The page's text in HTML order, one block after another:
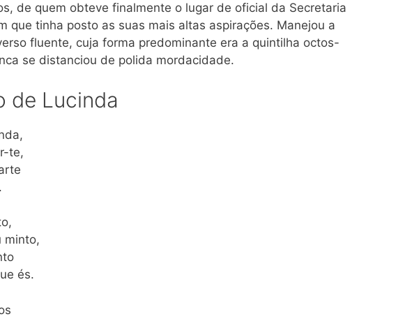
de quem obteve finalmente o lugar de oficial da Secretaria
que tinha posto as suas mais altas aspirações. Manejou a
fluente, cuja forma predominante era a quintilha octos-
se distanciou de polida mordacidade.
de Lucinda
te,
minto,
és.